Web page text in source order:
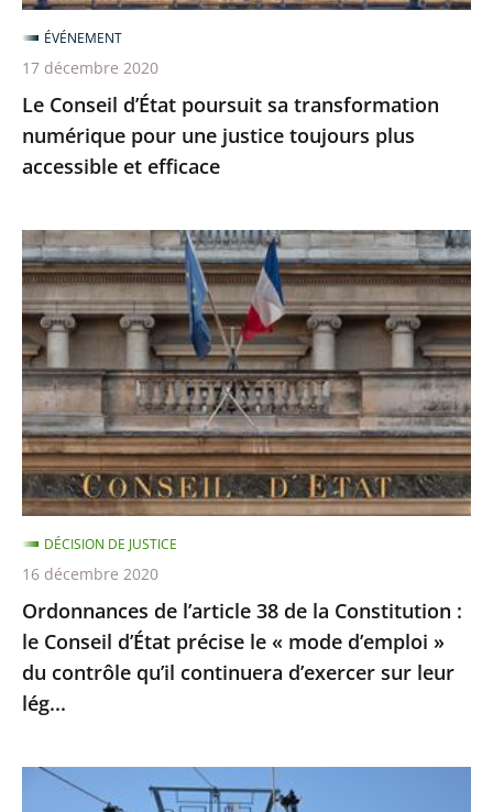
justice
toujours
plus
accessible
et
efficace
Le Conseil d’État poursuit sa transformation
numérique pour une justice toujours plus
accessible et efficace
ÉVÉNEMENT
17 décembre 2020
Ordonnances
de
l’article
38
de
la
Constitution
:
le
Conseil
d’État
précise
le
«
mode
d’emploi
du
contrôle
Ordonnances de l’article 38 de la Constitution :
le Conseil d’État précise le « mode d’emploi »
du contrôle qu’il continuera d’exercer sur leur
lég...
DÉCISION DE JUSTICE
16 décembre 2020
Sports